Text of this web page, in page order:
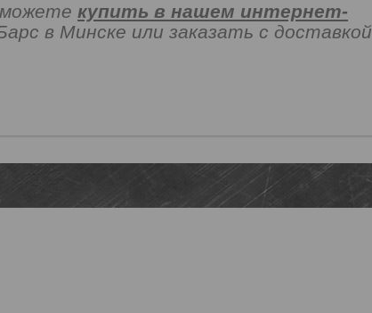
можете купить в нашем интернет-
в Минске или заказать с доставкой